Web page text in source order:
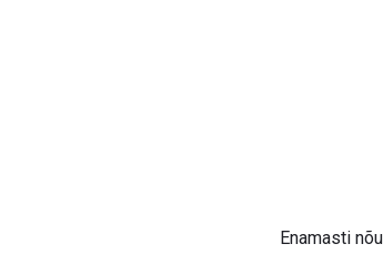
Enamasti